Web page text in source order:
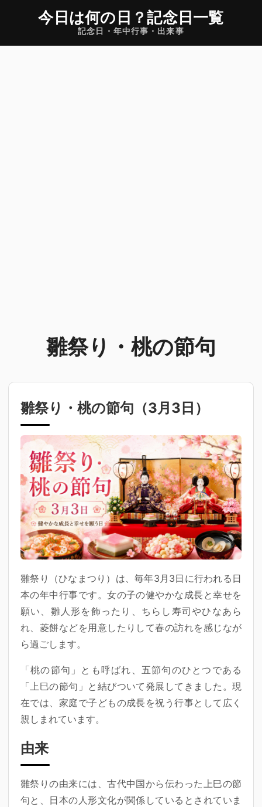
今日は何の日 ？記念日一覧
記念日・年中行事・出来事
雛祭り・桃の節句
雛祭り・桃の節句（3月3日 ）
雛祭り（ひなまつり）は、毎年3月3日に行われる日
本の年中行事です。女の子の健やかな成長と幸せを
願い、雛人形を飾ったり、ちらし寿司やひなあら
れ、菱餅などを用意したりして春の訪れを感じなが
ら過ごします。
「桃の節句」とも呼ばれ、五節句のひとつである
「上巳の節句」と結びついて発展してきました。現
在では、家庭で子どもの成長を祝う行事として広く
親しまれています。
由来
雛祭りの由来には、古代中国から伝わった上巳の節
句と、日本の人形文化が関係しているとされていま